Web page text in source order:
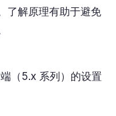
了解原理有助于避免
（5.x 系列）的设置